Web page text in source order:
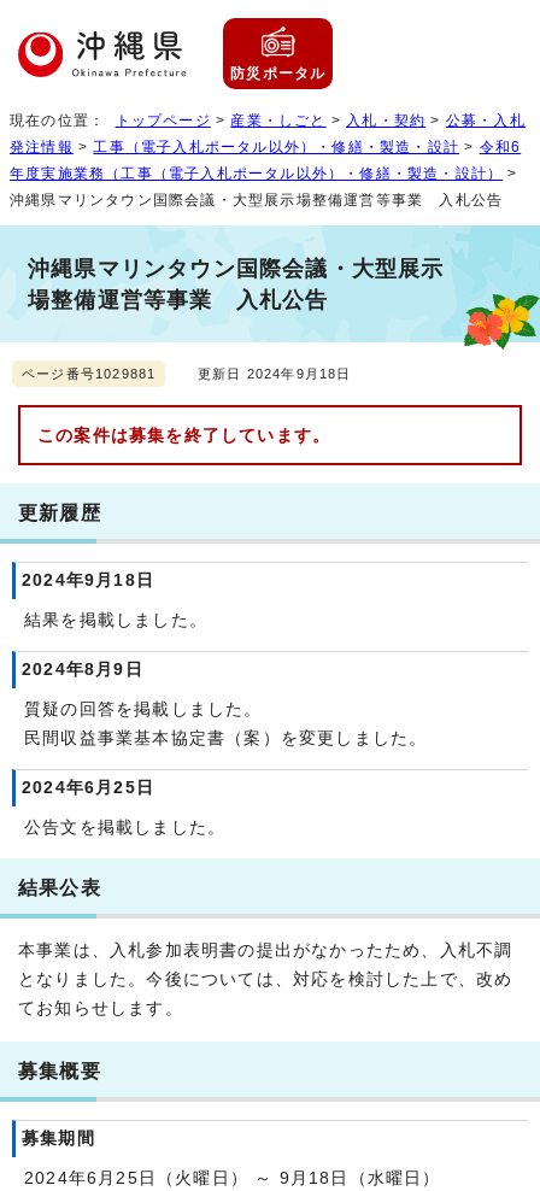
防災ポータル
現在の位置： トップページ > 産業・しごと > 入札・契約 > 公募・入札
発注情報 >工事（電子入札ポータル以外）・修繕・製造・設計 > 令和6
年度実施業務（工事（電子入札ポータル以外）・修繕・製造・設計）
>
沖縄県マリンタウン国際会議・大型展示場整備運営等事業 入札公告
沖縄県マリンタウン国際会議・大型展示
場整備運営等事業 入札公告
ページ番号1029881 更新日 2024年9月18日
この案件は募集を終了しています。
更新履歴
2024年9月18日
結果を掲載しました。
2024年8月9日
質疑の回答を掲載しました。
民間収益事業基本協定書（案）を変更しました。
2024年6月25日
公告文を掲載しました。
結果公表
本事業は、入札参加表明書の提出がなかったため、入札不調
となりました。今後については、対応を検討した上で、改め
てお知らせします。
募集概要
募集期間
2024年6月25日（火曜日） ～ 9月18日（水曜日）